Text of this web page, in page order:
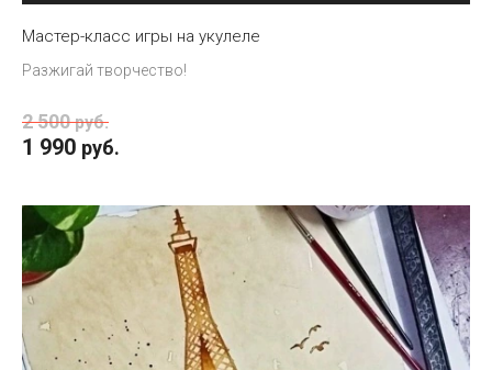
Мастер-класс игры на укулеле
Разжигай творчество!
2 500 руб.
1 990 руб.